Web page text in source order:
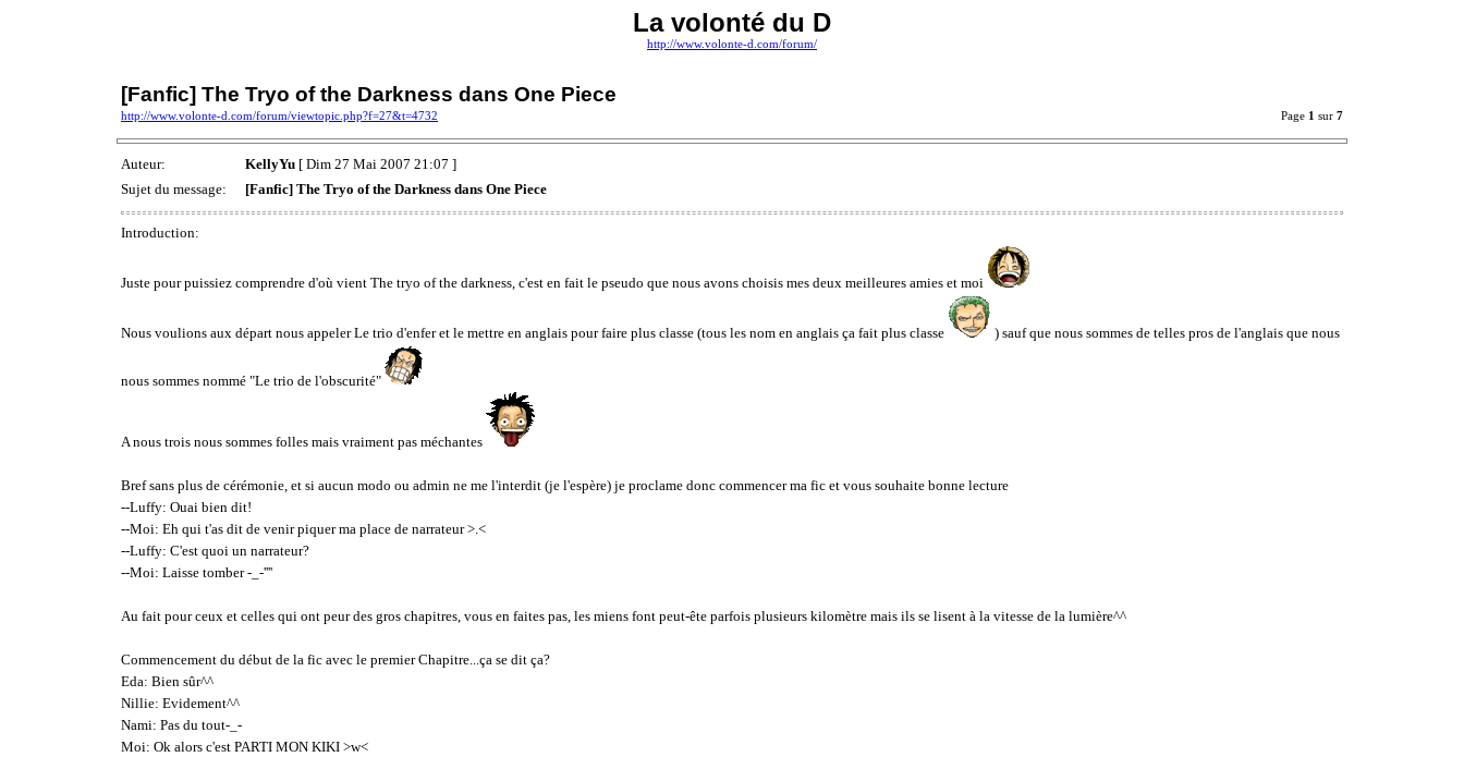
La volonté du D
http://www.volonte-d.com/forum/
[Fanfic] The Tryo of the Darkness dans One Piece
http://www.volonte-d.com/forum/viewtopic.php?f=27&t=4732 Page 1 sur 7
Auteur: KellyYu [ Dim 27 Mai 2007 21:07 ]
Sujet du message:
[Fanfic] The Tryo of the Darkness dans One Piece
Introduction:
Juste pour puissiez comprendre d'où vient The tryo of the darkness, c'est en fait le pseudo que nous avons choisis mes deux meilleures amies et moi
Nous voulions aux départ nous appeler Le trio d'enfer et le mettre en anglais pour faire plus classe (tous les nom en anglais ça fait plus classe ) sauf que nous sommes de telles pros de l'anglais que nous
nous sommes nommé "Le trio de l'obscurité"
A nous trois nous sommes folles mais vraiment pas méchantes
Bref sans plus de cérémonie, et si aucun modo ou admin ne me l'interdit (je l'espère) je proclame donc commencer ma fic et vous souhaite bonne lecture
--Luffy: Ouai bien dit!
--Moi: Eh qui t'as dit de venir piquer ma place de narrateur >.<
--Luffy: C'est quoi un narrateur?
--Moi: Laisse tomber -_-''''
Au fait pour ceux et celles qui ont peur des gros chapitres, vous en faites pas, les miens font peut-ête parfois plusieurs kilomètre mais ils se lisent à la vitesse de la lumière^^
Commencement du début de la fic avec le premier Chapitre...ça se dit ça?
Eda: Bien sûr^^
Nillie: Evidement^^
Nami: Pas du tout-_-
Moi: Ok alors c'est PARTI MON KIKI >w<